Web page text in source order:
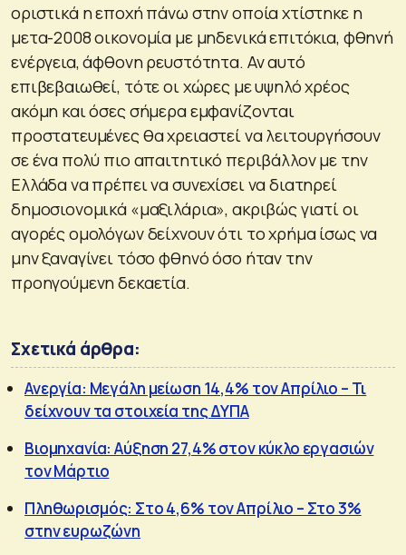
οριστικά η εποχή πάνω στην οποία χτίστηκε η
μετα-2008 οικονομία με μηδενικά επιτόκια, φθηνή
ενέργεια, άφθονη ρευστότητα. Αν αυτό
επιβεβαιωθεί, τότε οι χώρες με υψηλό χρέος
ακόμη και όσες σήμερα εμφανίζονται
προστατευμένες θα χρειαστεί να λειτουργήσουν
σε ένα πολύ πιο απαιτητικό περιβάλλον με την
Ελλάδα να πρέπει να συνεχίσει να διατηρεί
δημοσιονομικά «μαξιλάρια», ακριβώς γιατί οι
αγορές ομολόγων δείχνουν ότι το χρήμα ίσως να
μην ξαναγίνει τόσο φθηνό όσο ήταν την
προηγούμενη δεκαετία.
Σχετικά άρθρα:
Ανεργία: Μεγάλη μείωση 14,4% τον Απρίλιο – Τι
δείχνουν τα στοιχεία της ΔΥΠΑ
Βιομηχανία: Αύξηση 27,4% στον κύκλο εργασιών
τον Μάρτιο
Πληθωρισμός: Στο 4,6% τον Απρίλιο – Στο 3%
στην ευρωζώνη